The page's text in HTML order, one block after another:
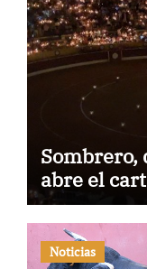
Sombrero,
abre el
Noticias